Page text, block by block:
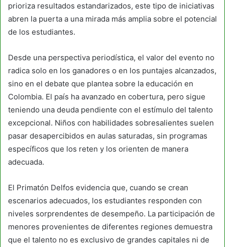
prioriza resultados estandarizados, este tipo de iniciativas
abren la puerta a una mirada más amplia sobre el potencial
de los estudiantes.
Desde una perspectiva periodística, el valor del evento no
radica solo en los ganadores o en los puntajes alcanzados,
sino en el debate que plantea sobre la educación en
Colombia. El país ha avanzado en cobertura, pero sigue
teniendo una deuda pendiente con el estímulo del talento
excepcional. Niños con habilidades sobresalientes suelen
pasar desapercibidos en aulas saturadas, sin programas
específicos que los reten y los orienten de manera
adecuada.
El Primatón Delfos evidencia que, cuando se crean
escenarios adecuados, los estudiantes responden con
niveles sorprendentes de desempeño. La participación de
menores provenientes de diferentes regiones demuestra
que el talento no es exclusivo de grandes capitales ni de